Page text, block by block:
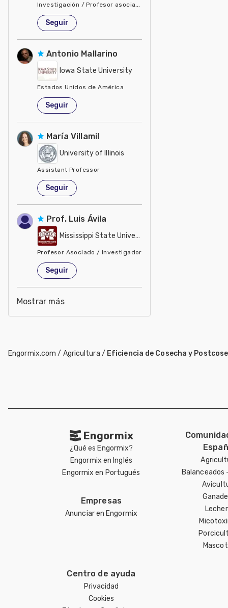
Investigación / Profesor asociado, biología y ecología de
Estados Unidos de América
Seguir
Antonio Mallarino
Iowa State University
Estados Unidos de América
Seguir
María Villamil
University of Illinois
Assistant Professor
Estados Unidos de América
Seguir
Prof. Luis Ávila
Mississippi State University
Profesor Asociado / Investigador
Estados Unidos de América
Seguir
Mostrar más
Engormix.com / Agricultura / Eficiencia de Cosecha y
Engormix
¿Qué es Engormix?
Engormix en Inglés
Engormix en Portugués
Empresas
Anunciar en Engormix
Balanceados
Centro de ayuda
Privacidad
Cookies